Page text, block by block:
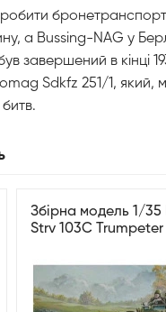
а Bussing-NAG у
завершений в
Sdkfz 251/1, який,
Збірна модель 1/
Strv 103C